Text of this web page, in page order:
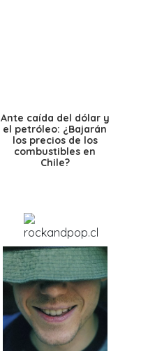
Ante caída del dólar y
el petróleo: ¿Bajarán
los precios de los
combustibles en
Chile?